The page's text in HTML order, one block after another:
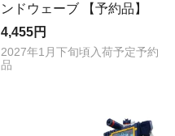
ンドウェーブ 【予約品】
4,455円
2027年1月下旬頃入荷予定予約
品